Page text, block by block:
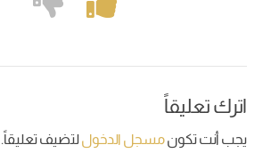
اترك تعليقاً
يجب أنت تكونمسجل الدخوللتضيف تعليقاً.